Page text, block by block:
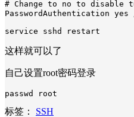
PasswordAuthentication yes
service sshd restart
这样就可以了
自己设置root密码登录
passwd root
标签：
SSH